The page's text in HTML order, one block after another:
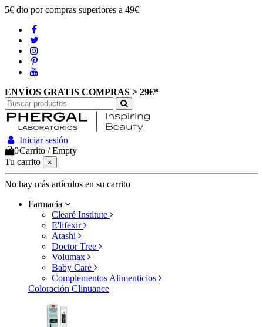
5€ dto por compras superiores a 49€
ENVÍOS GRATIS COMPRAS > 29€*
Iniciar sesión
0Carrito /Empty
Tu carrito
×
No hay más artículos en su carrito
Farmacia
Clearé Institute
E'lifexir
Atashi
Doctor Tree
Volumax
Baby Care
Complementos Alimenticios
Coloración Clinuance